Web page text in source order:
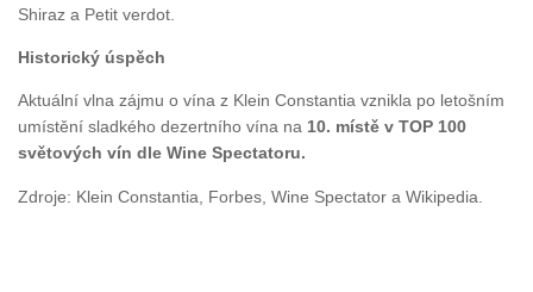
Shiraz a Petit verdot.
Historický úspěch
Aktuální vlna zájmu o vína z Klein Constantia vznikla po letošním
umístění sladkého dezertního vína na 10. místě v TOP 100
světových vín dle Wine Spectatoru.
Zdroje: Klein Constantia, Forbes, Wine Spectator a Wikipedia.